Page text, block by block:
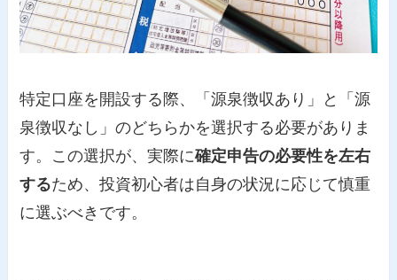
特定口座を開設する際、「源泉徴収あり」と「源
泉徴収なし」のどちらかを選択する必要がありま
す。この選択が、実際に確定申告の必要性を左右
するため、投資初心者は自身の状況に応じて慎重
に選ぶべきです。